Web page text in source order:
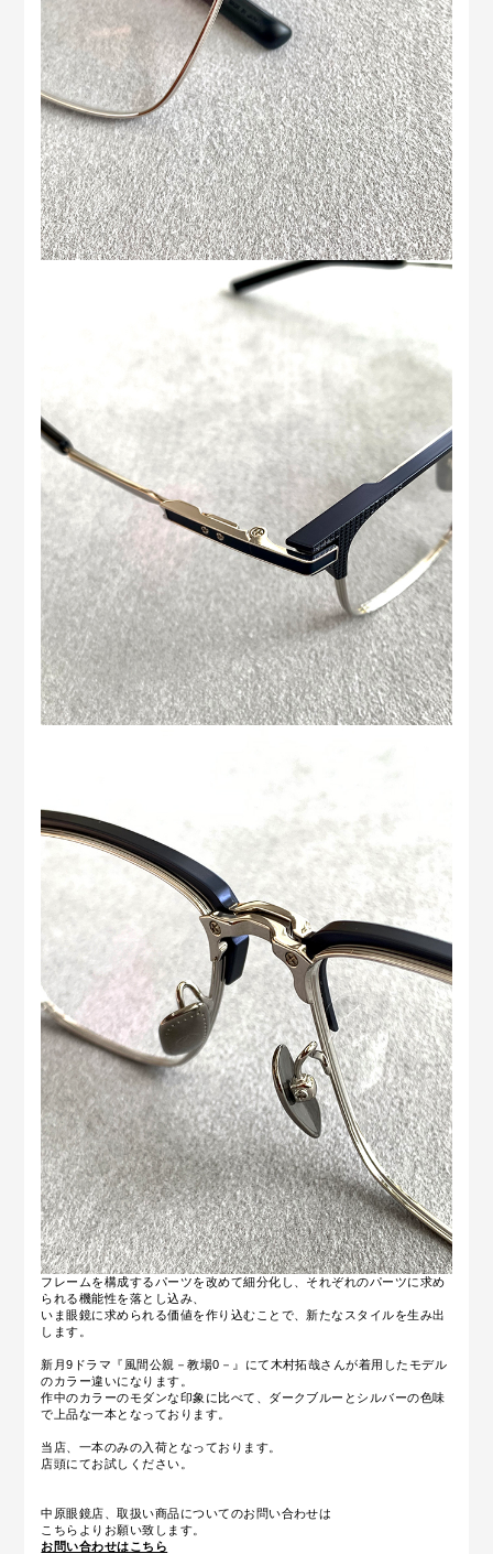
フレームを構成するパーツを改めて細分化し、それぞれのパーツに求め
られる機能性を落とし込み、
いま眼鏡に求められる価値を作り込むことで、新たなスタイルを生み出
します。
新月9ドラマ 『風間公親－教場0－』にて木村拓哉さんが着用したモデル
のカラー違いになります。
作中のカラーのモダンな印象に比べて、ダークブルーとシルバーの色味
で上品な一本となっております。
当店、一本のみの入荷となっております。
店頭にてお試しください。
中原眼鏡店、取扱い商品についてのお問い合わせは
こちらよりお願い致します。
お問い合わせはこちら